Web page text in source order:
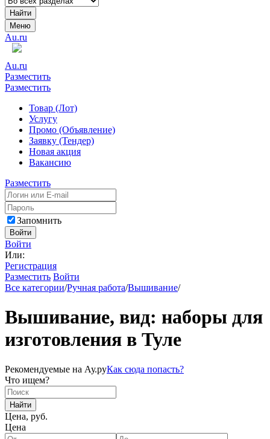
Найти
Меню
Au.ru
Au.ru
Разместить
Разместить
Товар (Лот)
Услугу
Промо (Объявление)
Заявку (Тендер)
Новая акция
Вакансию
Разместить
Запомнить
Войти
Войти
Или:
Регистрация
Разместить Войти
Все категории/Ручная работа/Вышивание/
Вышивание, вид: наборы для
изготовления в Туле
Рекомендуемые на Ау.руКак сюда попасть?
Что ищем?
Найти
Цена, руб.
Цена